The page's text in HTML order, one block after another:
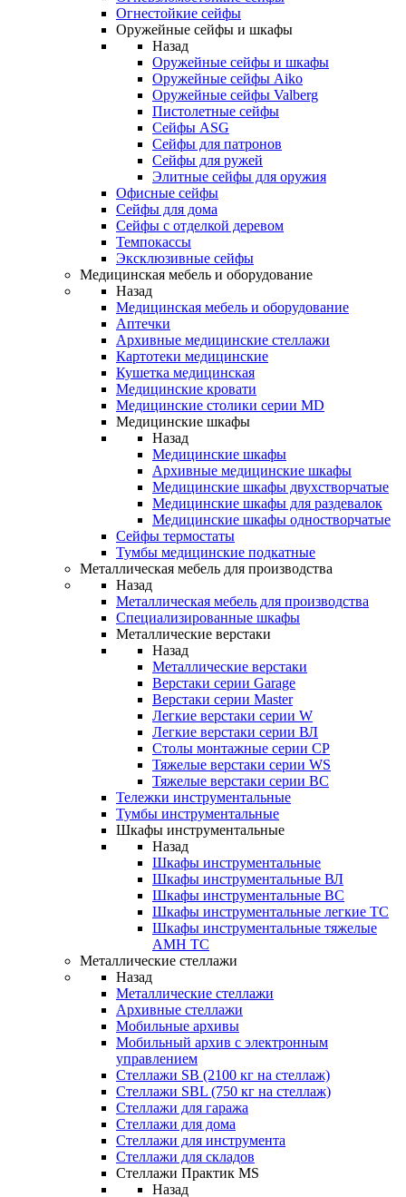
Огнестойкие сейфы
Оружейные сейфы и шкафы
Назад
Оружейные сейфы и шкафы
Оружейные сейфы Aiko
Оружейные сейфы Valberg
Пистолетные сейфы
Сейфы ASG
Сейфы для патронов
Сейфы для ружей
Элитные сейфы для оружия
Офисные сейфы
Сейфы для дома
Сейфы с отделкой деревом
Темпокассы
Эксклюзивные сейфы
Медицинская мебель и оборудование
Назад
Медицинская мебель и оборудование
Аптечки
Архивные медицинские стеллажи
Картотеки медицинские
Кушетка медицинская
Медицинские кровати
Медицинские столики серии MD
Медицинские шкафы
Назад
Медицинские шкафы
Архивные медицинские шкафы
Медицинские шкафы двухстворчатые
Медицинские шкафы для раздевалок
Медицинские шкафы одностворчатые
Сейфы термостаты
Тумбы медицинские подкатные
Металлическая мебель для производства
Назад
Металлическая мебель для производства
Cпециализированные шкафы
Металлические верстаки
Назад
Металлические верстаки
Верстаки серии Garage
Верстаки серии Master
Легкие верстаки серии W
Легкие верстаки серии ВЛ
Столы монтажные серии СР
Тяжелые верстаки серии WS
Тяжелые верстаки серии ВС
Тележки инструментальные
Тумбы инструментальные
Шкафы инструментальные
Назад
Шкафы инструментальные
Шкафы инструментальные ВЛ
Шкафы инструментальные ВС
Шкафы инструментальные легкие ТС
Шкафы инструментальные тяжелые
AMH TC
Металлические стеллажи
Назад
Металлические стеллажи
Архивные стеллажи
Мобильные архивы
Мобильный архив с электронным
управлением
Стеллажи SB (2100 кг на стеллаж)
Стеллажи SBL (750 кг на стеллаж)
Стеллажи для гаража
Стеллажи для дома
Стеллажи для инструмента
Стеллажи для складов
Стеллажи Практик MS
Назад